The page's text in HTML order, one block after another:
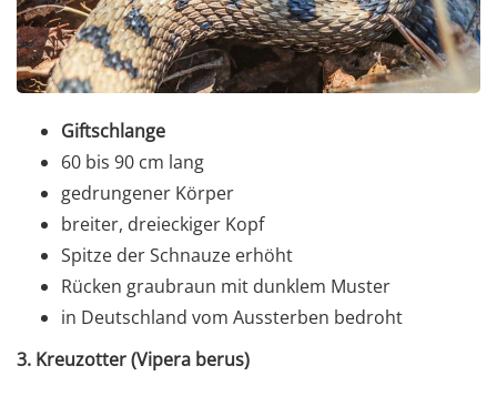
Giftschlange
60 bis 90 cm lang
gedrungener Körper
breiter, dreieckiger Kopf
Spitze der Schnauze erhöht
Rücken graubraun mit dunklem Muster
in Deutschland vom Aussterben bedroht
3. Kreuzotter (Vipera berus)